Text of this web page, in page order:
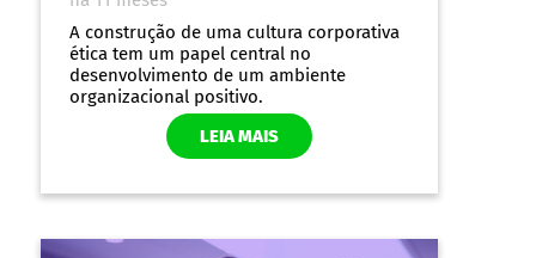
Como construir uma cultura
corporativa com ética?
há 11 meses